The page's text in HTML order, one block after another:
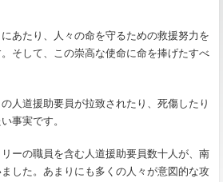
あたり、人々の命を守るための救援努力を
そして、この崇高な使命に命を捧げたすべ
人道援助要員が拉致されたり、死傷したり
事実です。
ーの職員を含む人道援助要員数十人が、南
した。あまりにも多くの人々が意図的な攻